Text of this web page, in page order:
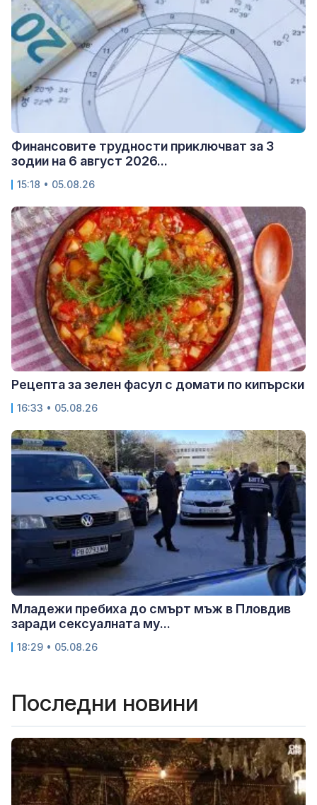
Финансовите трудности приключват за 3
зодии на 6 август 2026...
15:18 • 05.08.26
Рецепта за зелен фасул с домати по кипърски
16:33 • 05.08.26
Младежи пребиха до смърт мъж в Пловдив
заради сексуалната му...
18:29 • 05.08.26
Последни новини